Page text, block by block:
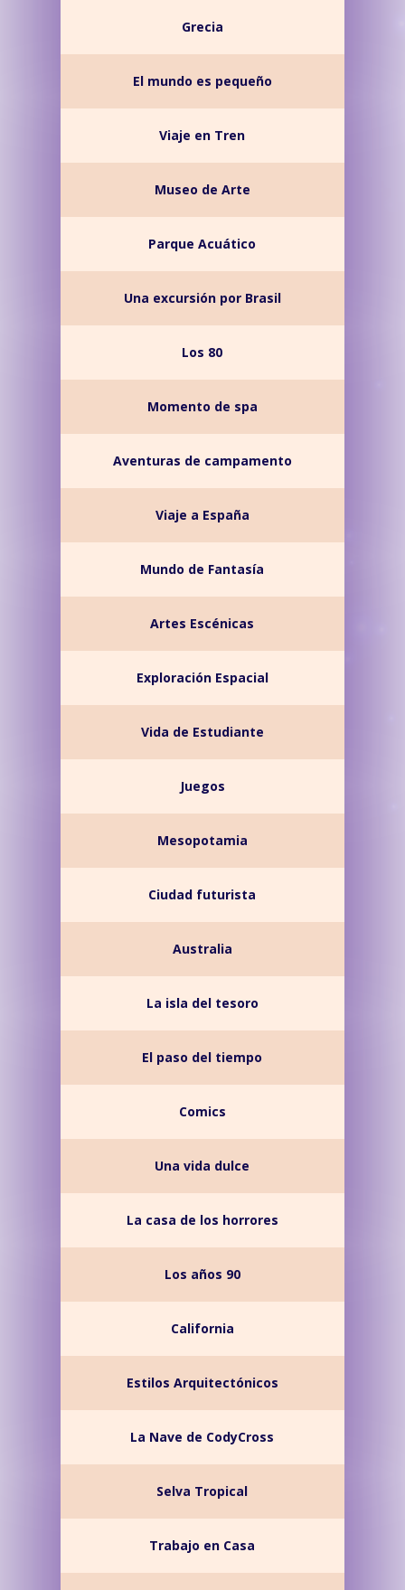
Grecia
El mundo es pequeño
Viaje en Tren
Museo de Arte
Parque Acuático
Una excursión por Brasil
Los 80
Momento de spa
Aventuras de campamento
Viaje a España
Mundo de Fantasía
Artes Escénicas
Exploración Espacial
Vida de Estudiante
Juegos
Mesopotamia
Ciudad futurista
Australia
La isla del tesoro
El paso del tiempo
Comics
Una vida dulce
La casa de los horrores
Los años 90
California
Estilos Arquitectónicos
La Nave de CodyCross
Selva Tropical
Trabajo en Casa